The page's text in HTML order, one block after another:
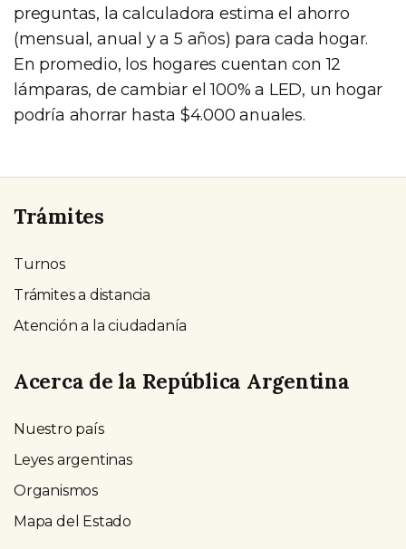
preguntas, la calculadora estima el ahorro
(mensual, anual y a 5 años) para cada hogar.
En promedio, los hogares cuentan con 12
lámparas, de cambiar el 100% a LED, un hogar
podría ahorrar hasta $4.000 anuales.
Trámites
Turnos
Trámites a distancia
Atención a la ciudadanía
Acerca de la República Argentina
Nuestro país
Leyes argentinas
Organismos
Mapa del Estado